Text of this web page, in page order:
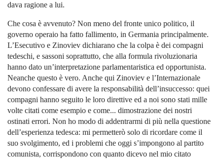
dava ragione a lui.
Che cosa è avvenuto? Non meno del fronte unico politico, il
governo operaio ha fatto fallimento, in Germania principalmente.
L’Esecutivo e Zinoviev dichiarano che la colpa è dei compagni
tedeschi, e sassoni soprattutto, che alla formula rivoluzionaria
hanno dato un’interpretazione parlamentaristica ed opportunista.
Neanche questo è vero. Anche qui Zinoviev e l’Internazionale
devono confessare di avere la responsabilità dell’insuccesso: quei
compagni hanno seguito le loro direttive ed a noi sono stati mille
volte citati come esempio e come... dimostrazione dei nostri
ostinati errori. Non ho modo di addentrarmi di più nella questione
dell’esperienza tedesca: mi permetterò solo di ricordare come il
suo svolgimento, ed i problemi che oggi s’impongono al partito
comunista, corrispondono con quanto dicevo nel mio citato